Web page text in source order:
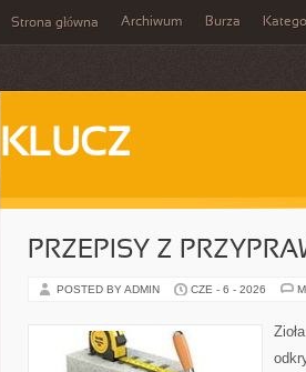
Strona główna Archiwum Burza
KLUCZ
PRZEPISY Z
POSTED BY ADMIN CZE - 6 - 2026